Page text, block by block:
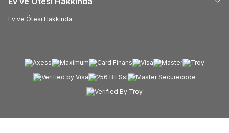
Ev ve Ötesi Hakkında